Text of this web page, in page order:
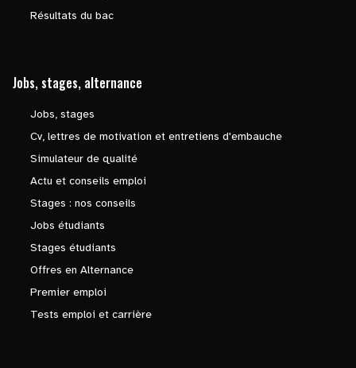
Résultats du bac
Jobs, stages, alternance
Jobs, stages
Cv, lettres de motivation et entretiens d'embauche
Simulateur de qualité
Actu et conseils emploi
Stages : nos conseils
Jobs étudiants
Stages étudiants
Offres en Alternance
Premier emploi
Tests emploi et carrière